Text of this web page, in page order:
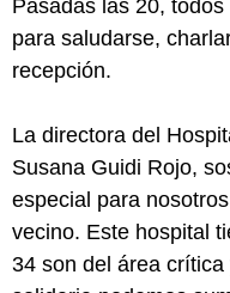
Pasadas las 20,
para saludarse,
recepción.
La directora del
Susana Guidi Rojo,
especial para
vecino. Este hospital
34 son del área